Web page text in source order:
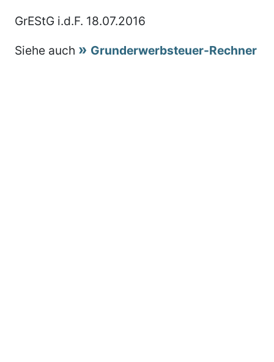
GrEStG i.d.F. 18.07.2016
Siehe auch
Grunderwerbsteuer-Rechner